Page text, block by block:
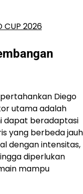
Diego
utama adalah
dapat beradaptasi
yang berbeda jauh
dengan intensitas,
diperlukan
mampu